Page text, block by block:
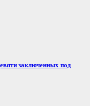
заключенных под